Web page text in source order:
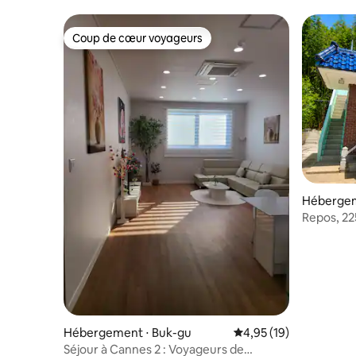
laisser à l'entreprise. S'il y a 4 personnes,
nous mettrons un surmatelas dans la
salle de cinéma.
Coup de cœur voyageurs
Coup de cœur voyageurs
Hébergement ⋅ Buk-gu Évaluation moyenne
4,95 (19)
Séjour à Cannes 2 : Voyageurs de
Repos,